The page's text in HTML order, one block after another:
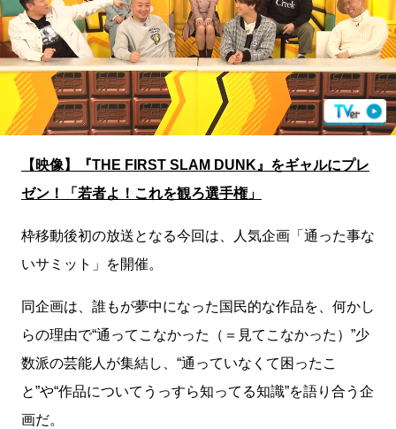
【映像】『THE FIRST SLAM DUNK』をギャルにプレ
ゼン！「若者よ！これを観ろ選手権」
枠移動後初の放送となる今回は、人気企画「通った事な
いサミット」を開催。
同企画は、誰もが夢中になった国民的な作品を、何かし
らの理由で“通ってこなかった（＝見てこなかった）”少
数派の芸能人が集結し、“通っていなくて困ったこ
と”や“作品についてうっすら知ってる知識”を語り合う企
画だ。